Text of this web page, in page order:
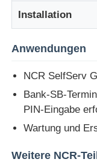
Referenzen
Installation
Anwendungen
NCR SelfServ
Bank-SB-
PIN-Eingabe
Wartung und
Weitere NCR-